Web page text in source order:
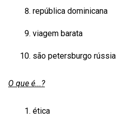
república dominicana
viagem barata
são petersburgo rússia
O que é...?
ética